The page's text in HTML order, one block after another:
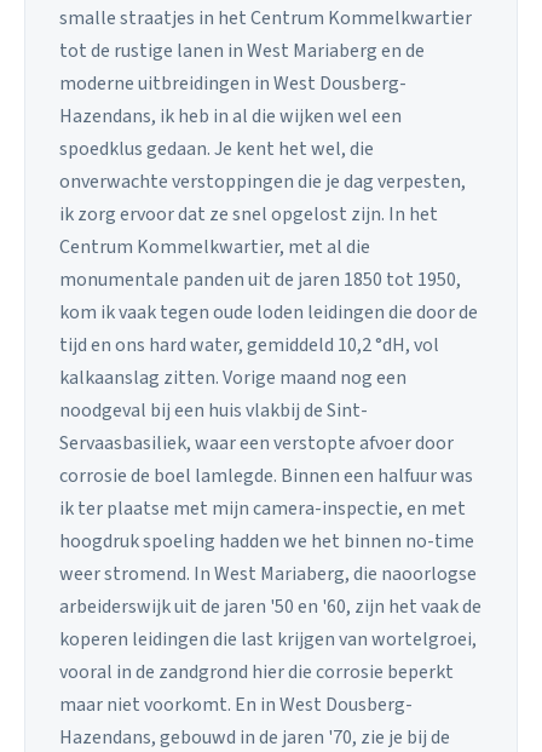
smalle straatjes in het Centrum Kommelkwartier
tot de rustige lanen in West Mariaberg en de
moderne uitbreidingen in West Dousberg-
Hazendans, ik heb in al die wijken wel een
spoedklus gedaan. Je kent het wel, die
onverwachte verstoppingen die je dag verpesten,
ik zorg ervoor dat ze snel opgelost zijn. In het
Centrum Kommelkwartier, met al die
monumentale panden uit de jaren 1850 tot 1950,
kom ik vaak tegen oude loden leidingen die door de
tijd en ons hard water, gemiddeld 10,2 °dH, vol
kalkaanslag zitten. Vorige maand nog een
noodgeval bij een huis vlakbij de Sint-
Servaasbasiliek, waar een verstopte afvoer door
corrosie de boel lamlegde. Binnen een halfuur was
ik ter plaatse met mijn camera-inspectie, en met
hoogdruk spoeling hadden we het binnen no-time
weer stromend. In West Mariaberg, die naoorlogse
arbeiderswijk uit de jaren '50 en '60, zijn het vaak de
koperen leidingen die last krijgen van wortelgroei,
vooral in de zandgrond hier die corrosie beperkt
maar niet voorkomt. En in West Dousberg-
Hazendans, gebouwd in de jaren '70, zie je bij de